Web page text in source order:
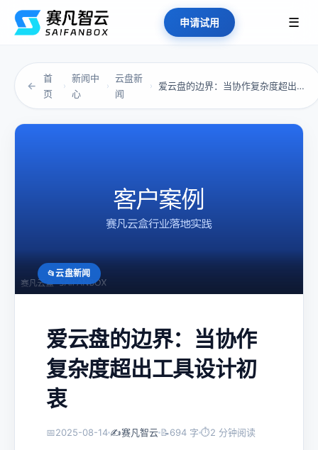
申请试用 ☰
←
首
页
›
新闻中
心
›
云盘新
闻
› 爱云盘的边界：当协作复杂度超出工具设计初衷
云盘新闻
爱云盘的边界：当协作
复杂度超出工具设计初
衷
📅2025-08-14 ✍️赛凡智云 📝694 字 ⏱2 分钟阅读